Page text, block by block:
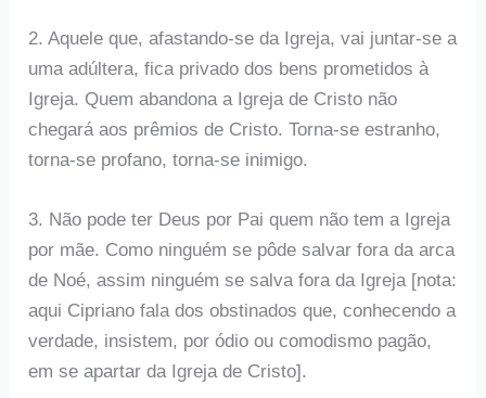
2. Aquele que, afastando-se da Igreja, vai juntar-se a
uma adúltera, fica privado dos bens prometidos à
Igreja. Quem abandona a Igreja de Cristo não
chegará aos prêmios de Cristo. Torna-se estranho,
torna-se profano, torna-se inimigo.
3. Não pode ter Deus por Pai quem não tem a Igreja
por mãe. Como ninguém se pôde salvar fora da arca
de Noé, assim ninguém se salva fora da Igreja [nota:
aqui Cipriano fala dos obstinados que, conhecendo a
verdade, insistem, por ódio ou comodismo pagão,
em se apartar da Igreja de Cristo].